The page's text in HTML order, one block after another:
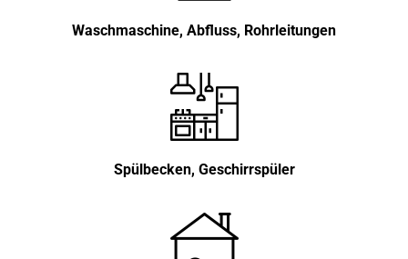
Waschmaschine, Abfluss, Rohrleitungen
Spülbecken, Geschirrspüler